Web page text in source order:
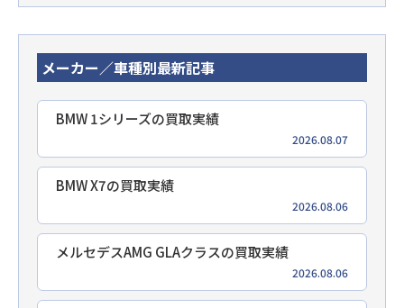
メーカー／車種別最新記事
BMW 1シリーズの買取実績
2026.08.07
BMW X7の買取実績
2026.08.06
メルセデスAMG GLAクラスの買取実績
2026.08.06